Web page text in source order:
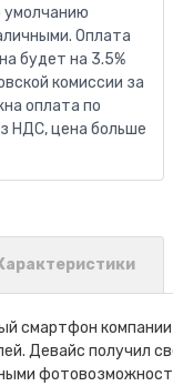
умолчанию
Оплата
будет на 3.5%
комиссии за
оплата по
НДС, цена больше
смартфон
Девайс получил